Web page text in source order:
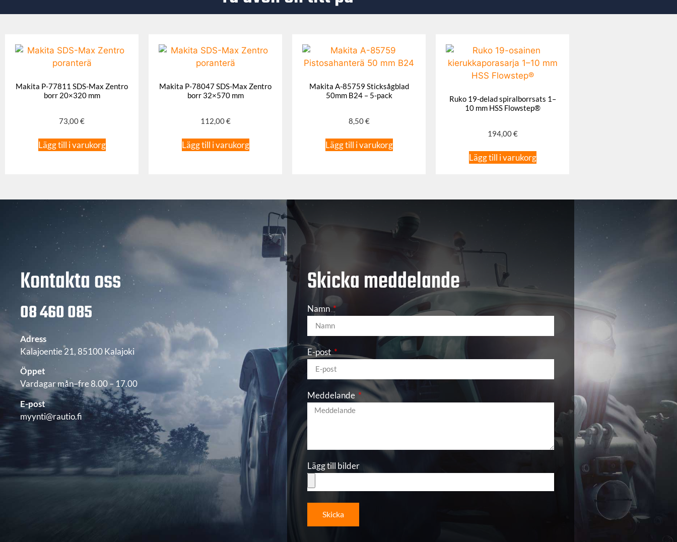
Makita P-77811 SDS-Max Zentro
borr 20×320 mm
73,00€
Lägg till i varukorg
Makita P-78047 SDS-Max Zentro
borr 32×570 mm
112,00€
Lägg till i varukorg
Makita A-85759 Sticksågblad
50mm B24 – 5-pack
8,50€
Lägg till i varukorg
Ruko 19-delad spiralborrsats 1–
10 mm HSS Flowstep®
194,00€
Lägg till i varukorg
Kontakta oss
08 460 085
Adress
Kalajoentie 21, 85100 Kalajoki
Öppet
Vardagar mån–fre 8.00 – 17.00
E-post
myynti@rautio.fi
Skicka meddelande
Namn
E-post
Meddelande
Lägg till bilder
Skicka